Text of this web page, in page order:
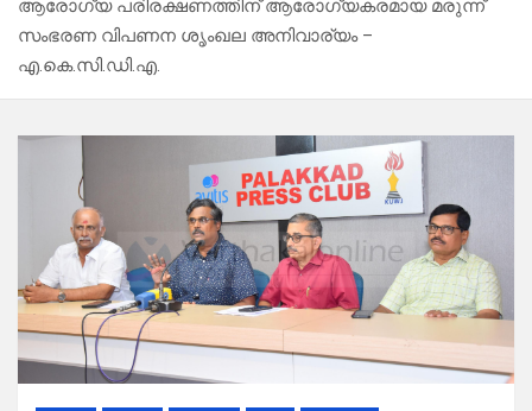
ആരോഗ്യ പരിരക്ഷണത്തിന് ആരോഗ്യകരമായ മരുന്ന്
സംഭരണ വിപണന ശൃംഖല അനിവാര്യം –
എ.കെ.സി.ഡി.എ.